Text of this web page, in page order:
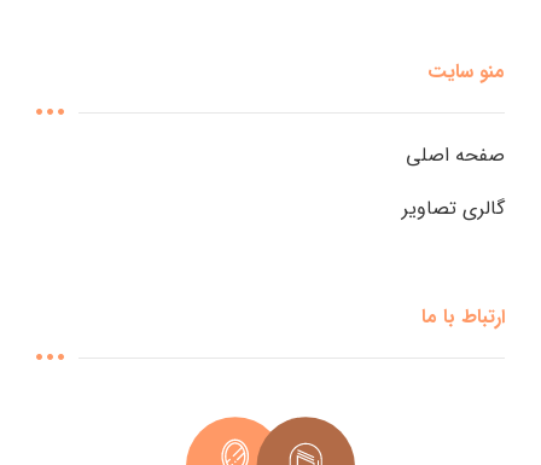
منو سایت
صفحه اصلی
گالری تصاویر
ارتباط با ما